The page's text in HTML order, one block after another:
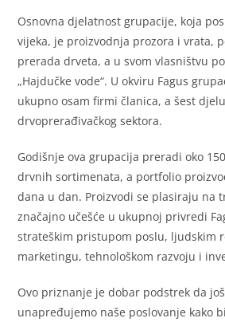
Osnovna djelatnost grupacije, koja
vijeka, je proizvodnja prozora i vrata,
prerada drveta, a u svom vlasništvu
„Hajdučke vode“. U okviru Fagus
ukupno osam firmi članica, a šest
drvoprerađivačkog sektora.
Godišnje ova grupacija preradi oko
drvnih sortimenata, a portfolio
dana u dan. Proizvodi se plasiraju na
značajno učešće u ukupnoj privredi
strateškim pristupom poslu, ljudskim
marketingu, tehnološkom razvoju i
Ovo priznanje je dobar podstrek da
unapređujemo naše poslovanje kako